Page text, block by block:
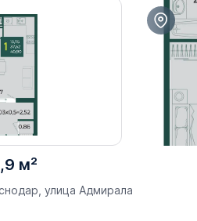
м²
улица Адмирала